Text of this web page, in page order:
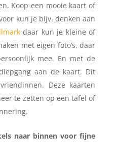
Koop een mooie kaart of
kun je bijv. denken aan
daar kun je kleine of
met eigen foto’s, daar
mee. En met de
aan de kaart. Dit
Deze kaarten
te zetten op een tafel of
naar binnen voor fijne